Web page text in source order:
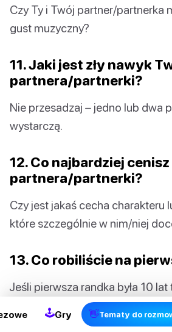
Czy Ty i Twój partner/partnerka
gust muzyczny?
11. Jaki jest zły nawyk
partnera/partnerki?
Nie przesadzaj – jedno lub dwa
wystarczą.
12. Co najbardziej
partnera/partnerki?
Czy jest jakaś cecha charakteru
które szczególnie w nim/niej
13. Co robiliście na
Jeśli pierwsza randka była 10
zdaniem można zapomnieć o
🕹Gry 👋Tematy do